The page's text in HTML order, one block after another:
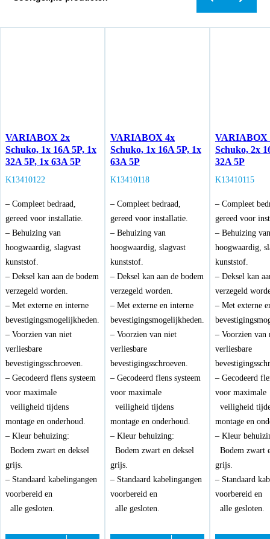
VARIABOX 2x
Schuko, 1x 16A 5P, 1x
32A 5P, 1x 63A 5P
K13410122
– Compleet bedraad,
gereed voor installatie.
– Behuizing van
hoogwaardig, slagvast
kunststof.
– Deksel kan aan de bodem
verzegeld worden.
– Met externe en interne
bevestigingsmogelijkheden.
– Voorzien van niet
verliesbare
bevestigingsschroeven.
– Gecodeerd flens systeem
voor maximale
veiligheid tijdens
montage en onderhoud.
– Kleur behuizing:
Bodem zwart en deksel
grijs.
– Standaard kabelingangen
voorbereid en
alle gesloten.
VARIABOX 4x
Schuko, 1x 16A 5P, 1x
63A 5P
K13410118
– Compleet bedraad,
gereed voor installatie.
– Behuizing van
hoogwaardig, slagvast
kunststof.
– Deksel kan aan de bodem
verzegeld worden.
– Met externe en interne
bevestigingsmogelijkheden.
– Voorzien van niet
verliesbare
bevestigingsschroeven.
– Gecodeerd flens systeem
voor maximale
veiligheid tijdens
montage en onderhoud.
– Kleur behuizing:
Bodem zwart en deksel
grijs.
– Standaard kabelingangen
voorbereid en
alle gesloten.
VARIABOX
Schuko, 2x
32A 5P
K13410115
– Compleet
gereed voor
– Behuizing van
hoogwaardig,
kunststof.
– Deksel kan
verzegeld
– Met externe
– Voorzien van
verliesbare
– Gecodeerd
voor
veiligheid
montage en
– Kleur
Bodem zwart
grijs.
– Standaard
voorbereid en
alle gesloten.